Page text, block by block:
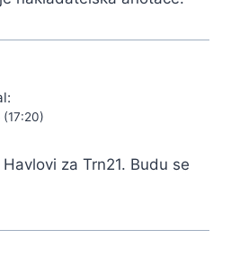
za Trn21. Budu se